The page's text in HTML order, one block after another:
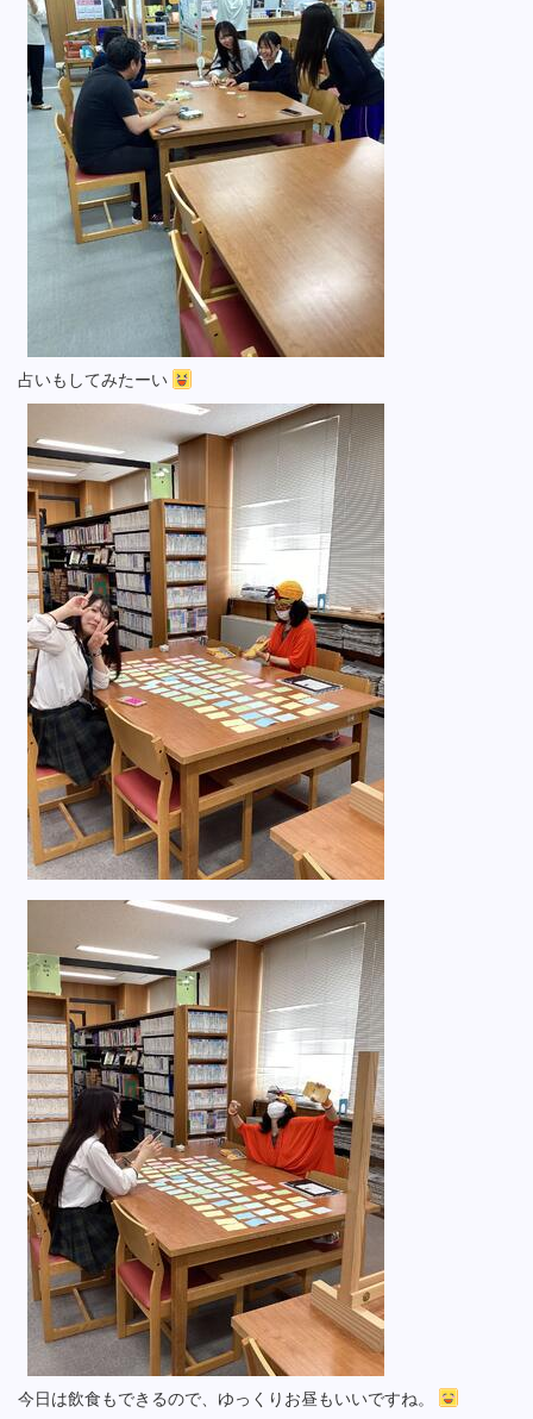
占いもしてみたーい
今日は飲食もできるので、ゆっくりお昼もいいですね。